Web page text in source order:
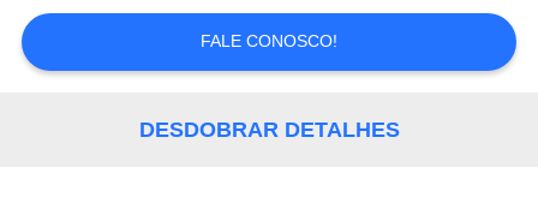
PEÇA
UMAS
CITAÇÕES
FALE CONOSCO!
DESDOBRAR DETALHES